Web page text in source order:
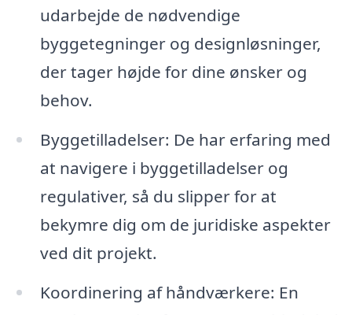
udarbejde de nødvendige
byggetegninger og designløsninger,
der tager højde for dine ønsker og
behov.
Byggetilladelser: De har erfaring med
at navigere i byggetilladelser og
regulativer, så du slipper for at
bekymre dig om de juridiske aspekter
ved dit projekt.
Koordinering af håndværkere: En